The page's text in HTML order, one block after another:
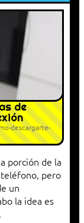
de
descargarte-
porción de la
pero
un
la idea es